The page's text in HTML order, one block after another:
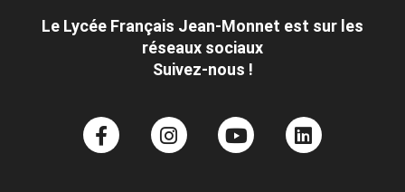
Le Lycée Français Jean-Monnet est sur les
réseaux sociaux
Suivez-nous !